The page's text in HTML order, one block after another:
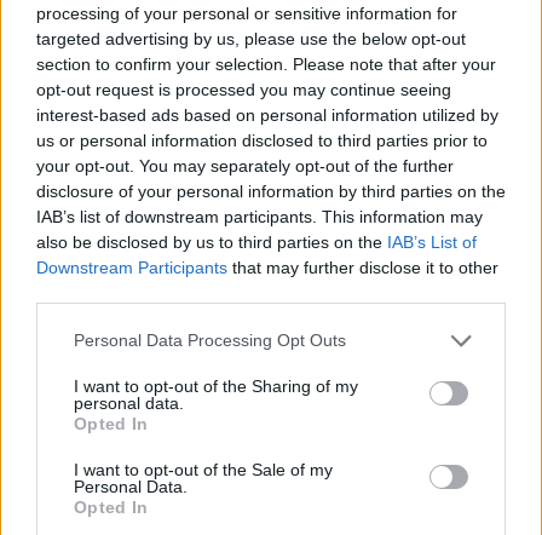
processing of your personal or sensitive information for
targeted advertising by us, please use the below opt-out
section to confirm your selection. Please note that after your
opt-out request is processed you may continue seeing
interest-based ads based on personal information utilized by
us or personal information disclosed to third parties prior to
your opt-out. You may separately opt-out of the further
disclosure of your personal information by third parties on the
IAB’s list of downstream participants. This information may
also be disclosed by us to third parties on the IAB’s List of
Downstream Participants that may further disclose it to other
Personal Data Processing Opt Outs
I want to opt-out of the Sharing of my
personal data.
Opted In
I want to opt-out of the Sale of my
Personal Data.
Opted In
DESIGN & INSPIRATION
SMART HOME & DEVICES
ΛΕΥΚΕΣ ΣΥΣΚΕΥΕΣ
ΜΙΚΡΟΣΥΣΚΕΥΕΣ
ΘΕΡΜΟΣΤΑΤΕΣ & ΚΛΙΜΑΤΙΣΜΟΣ